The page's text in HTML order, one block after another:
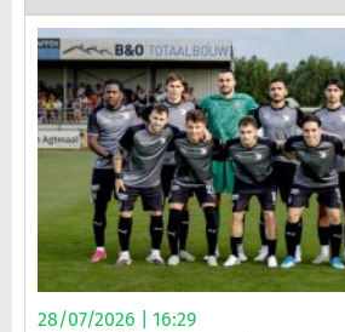
28/07/2026 | 16:29